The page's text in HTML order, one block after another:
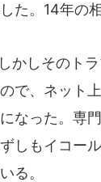
た。14年の
かしそのト
で、ネット
なった。専
しもイコー
る。